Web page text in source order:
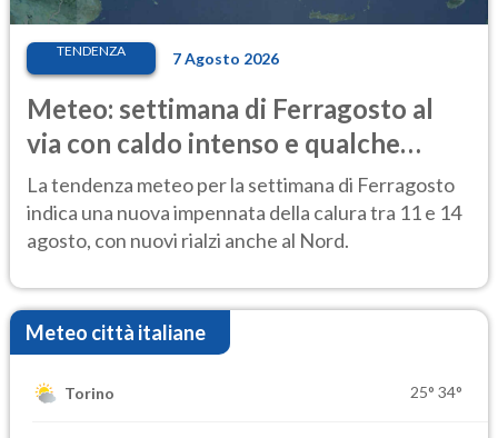
TENDENZA 7 Agosto 2026
Meteo: settimana di Ferragosto al
via con caldo intenso e qualche
temporale
La tendenza meteo per la settimana di Ferragosto
indica una nuova impennata della calura tra 11 e 14
agosto, con nuovi rialzi anche al Nord.
Meteo città italiane
Torino 25° 34°